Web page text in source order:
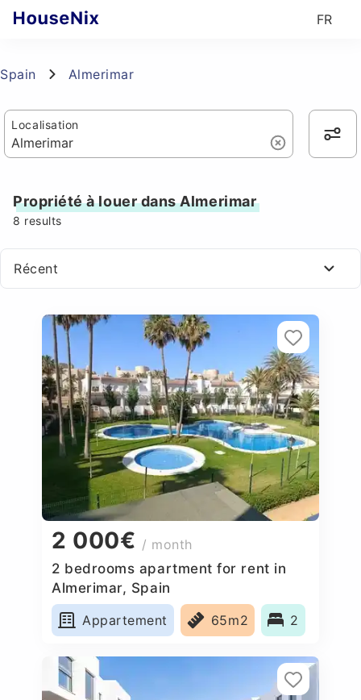
FR
Spain Almerimar
Localisation
Propriété à louer dans Almerimar
8 results
Récent
2 000€ / month
2 bedrooms apartment for rent in
Almerimar, Spain
Appartement
65m2 2